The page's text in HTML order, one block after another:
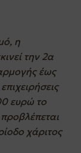
η
την 2α
έως
ευρώ το
προβλέπεται
χάριτος